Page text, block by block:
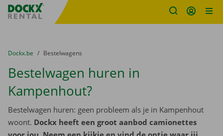
Fratello DEMO
U bevindt zich hier:
van
Dockx.be naar
Bestelwagens
Bestelwagen huren in
Kampenhout?
Bestelwagen huren: geen probleem als je in Kampenhout
woont. Dockx heeft een groot aanbod camionettes